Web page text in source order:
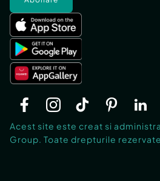
Acest site este creat si
Group. Toate drepturile